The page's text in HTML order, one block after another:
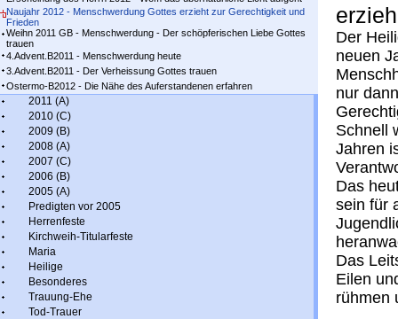
Naujahr 2012 - Menschwerdung Gottes erzieht zur Gerechtigkeit und
Frieden
Weihn 2011 GB - Menschwerdung - Der schöpferischen Liebe Gottes
trauen
4.Advent.B2011 - Menschwerdung heute
3.Advent.B2011 - Der Verheissung Gottes trauen
Ostermo-B2012 - Die Nähe des Auferstandenen erfahren
2011 (A)
2010 (C)
2009 (B)
2008 (A)
2007 (C)
2006 (B)
2005 (A)
Predigten vor 2005
Herrenfeste
Kirchweih-Titularfeste
Maria
Heilige
Besonderes
Trauung-Ehe
Tod-Trauer
Der
neuen
nur
Schnell
Jahren
Das
sein für
Das
Eilen
rühmen